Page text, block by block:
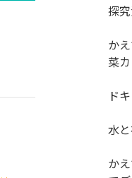
探
か
菜
ド
水
か